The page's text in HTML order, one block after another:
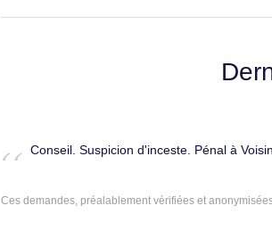
Conseil. Suspicion d'inceste. Pénal à
Ces demandes, préalablement vérifiées et